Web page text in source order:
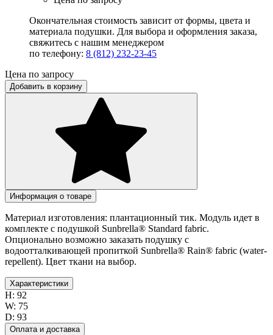
Окончательная стоимость зависит от формы, цвета и
материала подушки. Для выбора и оформления заказа,
свяжитесь с нашим менеджером
по телефону: 8 (812) 232-23-45
Цена по запросу
Добавить в корзину
Информация о товаре
Материал изготовления: плантационный тик. Модуль идет в
комплекте с подушкой Sunbrella® Standard fabric.
Опционально возможно заказать подушку с
водоотталкивающей пропиткой Sunbrella® Rain® fabric (water-
repellent). Цвет ткани на выбор.
Характеристики
H: 92
W: 75
D: 93
Оплата и доставка